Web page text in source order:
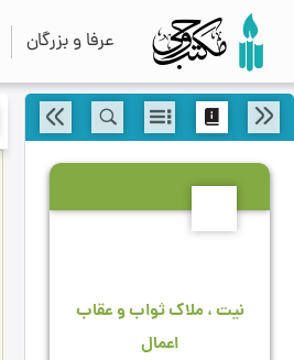
عرفا و بزرگان
نیت ، ملاک ثواب و عقاب
اعمال